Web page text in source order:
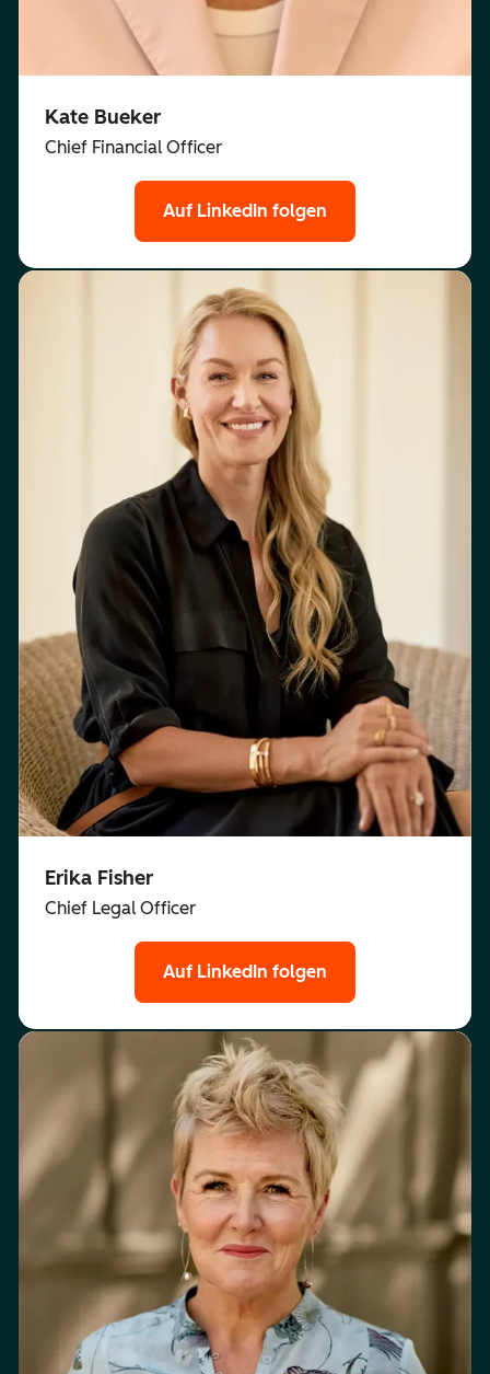
Kate Bueker
Chief Financial Officer
Auf LinkedIn folgen
Erika Fisher
Chief Legal Officer
Auf LinkedIn folgen